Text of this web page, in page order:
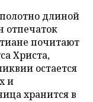
длиной
отпечаток
почитают
Христа,
остается
и
хранится в